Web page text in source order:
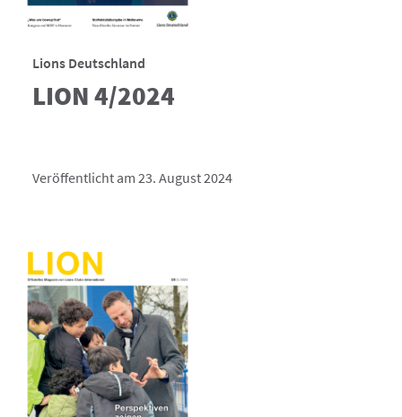
Lions Deutschland
LION 4/2024
Veröffentlicht am 23. August 2024